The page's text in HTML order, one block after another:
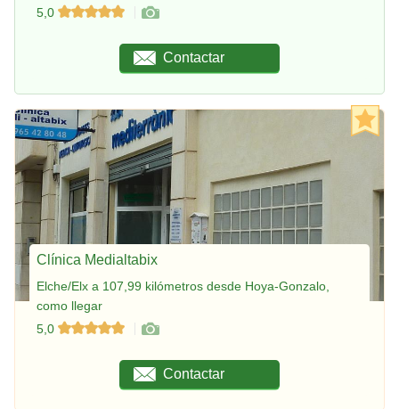
5,0
Contactar
Clínica Medialtabix
Elche/Elx a 107,99 kilómetros desde Hoya-Gonzalo,
como llegar
5,0
Contactar